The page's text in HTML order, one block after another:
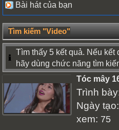
Bài hát của bạn
Tìm kiếm "Video"
Tìm thấy 5 kết quả. Nếu
hãy dùng chức năng tìm
Tóc mây
Trình
Ngày tạo:
xem: 75